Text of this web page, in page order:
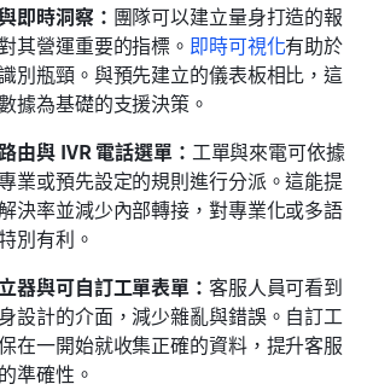
即時洞察： 團隊可以建立量身打造的報
其營運重要的指標。 即時可視化有助於
別瓶頸。與預先建立的儀表板相比，這
據為基礎的支援決策。
由與 IVR 電話選單： 工單與來電可依據
業或預先設定的規則進行分派。這能提
決率並減少內部轉接，對專業化或多語
別有利。
器與可自訂工單表單： 客服人員可看到
設計的介面，減少雜亂與錯誤。自訂工
在一開始就收集正確的資料，提升客服
準確性。